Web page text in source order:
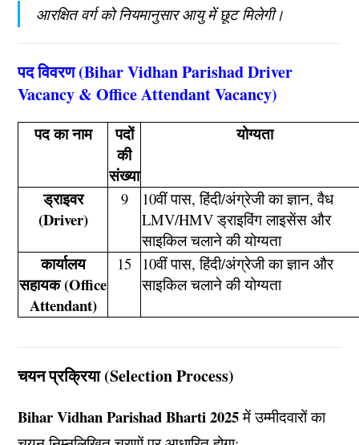
आरक्षित वर्ग को नियमानुसार आयु में छूट मिलेगी।
पद विवरण (Bihar Vidhan Parishad Driver
Vacancy & Office Attendant Vacancy)
पद का नाम
पदों
की
संख्या
योग्यता
ड्राइवर
(Driver)
9
10वीं पास, हिंदी/अंग्रेजी का ज्ञान, वैध
LMV/HMV ड्राइविंग लाइसेंस और
साइकिल चलाने की योग्यता
कार्यालय
सहायक (Office
Attendant)
15
10वीं पास, हिंदी/अंग्रेजी का ज्ञान और
साइकिल चलाने की योग्यता
चयन प्रक्रिया (Selection Process)
Bihar Vidhan Parishad Bharti 2025में उम्मीदवारों का